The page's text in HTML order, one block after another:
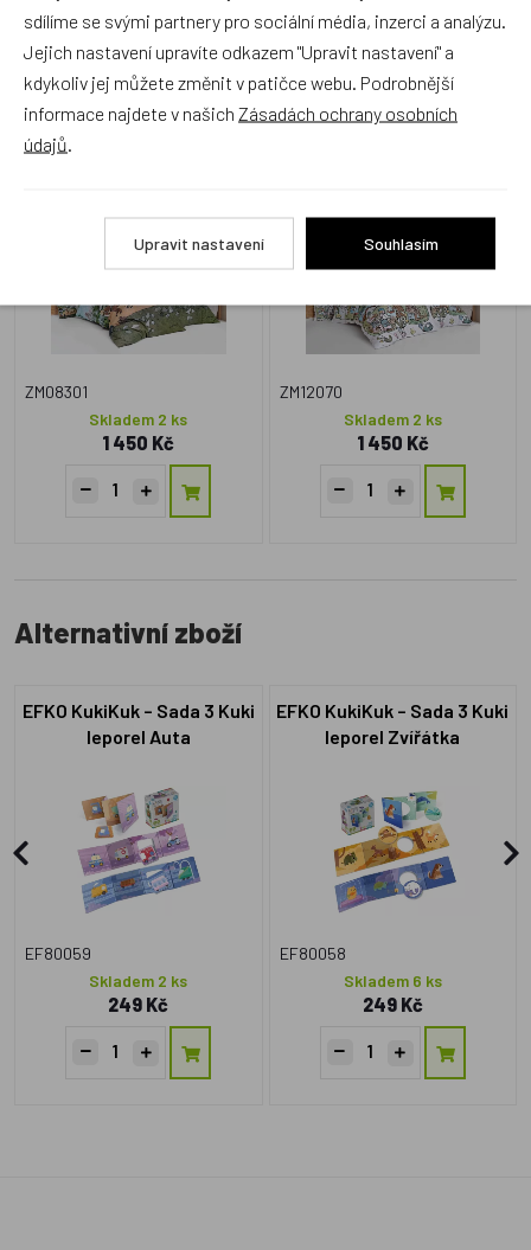
Zboží se stejným motivem
Matějovský, Povlečení Lada
ZM08301
Skladem 2 ks
1 450 Kč
ZM12070
Skladem 2 ks
1 450 Kč
Alternativní zboží
EFKO KukiKuk – Sada 3 Kuki
leporel Auta
EF80059
Skladem 2 ks
249 Kč
EFKO KukiKuk – Sada 3 Kuki
leporel Zvířátka
EF80058
Skladem 6 ks
249 Kč
sdílíme se svými partnery pro sociální média, inzerci a analýzu.
Jejich nastavení upravíte odkazem "Upravit nastavení" a
kdykoliv jej můžete změnit v patičce webu. Podrobnější
informace najdete v našich Zásadách ochrany osobních
údajů
Upravit nastavení Souhlasím